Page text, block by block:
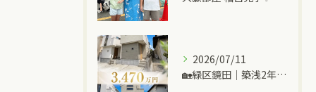
2026/07/11
🏡緑区鏡田｜築浅2年の中古一戸建て